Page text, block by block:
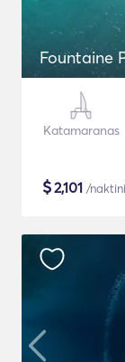
Fountaine
Katamaranas
$2,101 /